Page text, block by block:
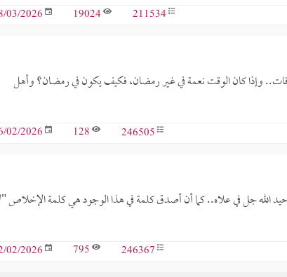
211534
19024
03/2026
وإذا كان الوقت نعمة في غير رمضان، فكيف يكون في رمضان؟ وأهل
246505
128
02/2026
الله جل في علاه.. كما أن أصدق كلمة في هذا الوجود هي كلمة الإخلاص
246367
795
02/2026